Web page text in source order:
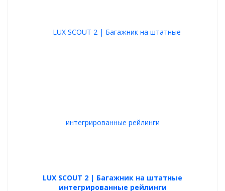
специальных креплений для перевозки велосипедов и лыж.
Данные аксессуары легко крепятся на багажник LUX как
LUX SCOUT 2 | Багажник на штатные
интегрированные рейлинги